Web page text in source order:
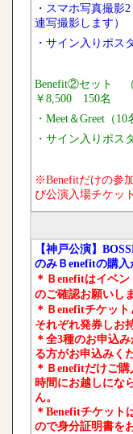
・スマホ写真撮
連写撮影します）
・サイン入りポス
Benefit②セット （
￥8,500 150名
・Meet＆Greet（10
・サイン入りポス
※Benefitだけの参
び公演入場チケッ
【神戸公演】
のみＢenefitの購入
＊Ｂenefitはイベ
のご確認お願いし
＊Ｂenefitチケット
それぞれ発券しお
＊全3種のお申込
る方がお申込みく
＊Ｂenefitだけご
時間にお越しにな
ん。
＊Benefitチケット
ので身分証明書を